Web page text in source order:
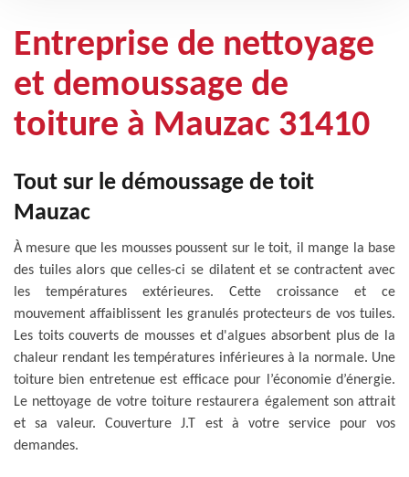
Entreprise de nettoyage
et demoussage de
toiture à Mauzac 31410
Tout sur le démoussage de toit
Mauzac
À mesure que les mousses poussent sur le toit, il mange la base
des tuiles alors que celles-ci se dilatent et se contractent avec
les températures extérieures. Cette croissance et ce
mouvement affaiblissent les granulés protecteurs de vos tuiles.
Les toits couverts de mousses et d'algues absorbent plus de la
chaleur rendant les températures inférieures à la normale. Une
toiture bien entretenue est efficace pour l’économie d’énergie.
Le nettoyage de votre toiture restaurera également son attrait
et sa valeur. Couverture J.T est à votre service pour vos
demandes.